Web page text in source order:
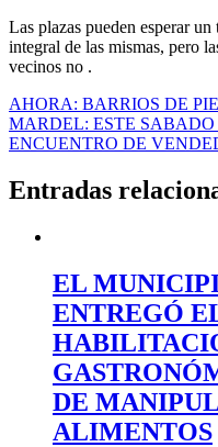
Las plazas pueden esperar
integral de las mismas, pero
vecinos no .
Navegación
de
AHORA: BARRIOS DE
MARDEL: ESTE SABADO
ENCUENTRO DE
Entradas
EL
ENTREGÓ
DE
ALIMENTOS